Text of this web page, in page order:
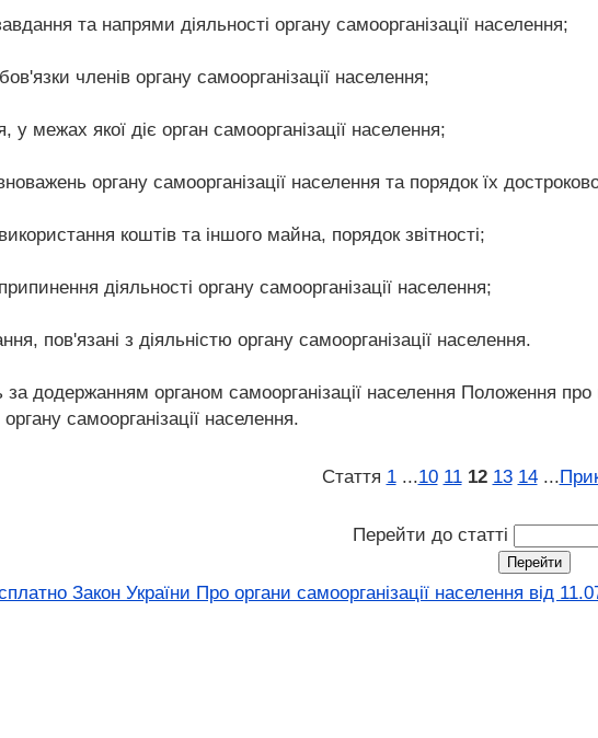
та напрями діяльності органу самоорганізації населення;
членів органу самоорганізації населення;
у межах якої діє орган самоорганізації населення;
органу самоорганізації населення та порядок їх
коштів та іншого майна, порядок звітності;
діяльності органу самоорганізації населення;
пов'язані з діяльністю органу самоорганізації населення.
додержанням органом самоорганізації населення Положення
самоорганізації населення.
Стаття 1 ...10 11 12 13 14 ...
Перейти до статті
Закон України Про органи самоорганізації населення від